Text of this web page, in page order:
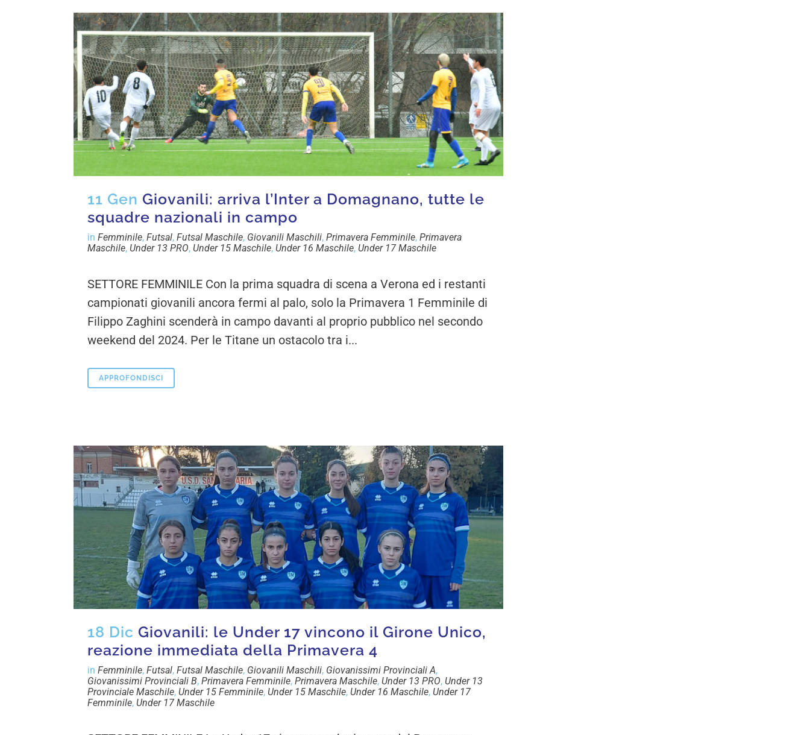
11 Gen Giovanili: arriva l’Inter a Domagnano, tutte le
squadre nazionali in campo
in Femminile, Futsal, Futsal Maschile, Giovanili Maschili, Primavera Femminile, Primavera
Maschile, Under 13 PRO, Under 15 Maschile, Under 16 Maschile, Under 17 Maschile
SETTORE FEMMINILE Con la prima squadra di scena a Verona ed i restanti
campionati giovanili ancora fermi al palo, solo la Primavera 1 Femminile di
Filippo Zaghini scenderà in campo davanti al proprio pubblico nel secondo
weekend del 2024. Per le Titane un ostacolo tra i...
APPROFONDISCI
18 Dic Giovanili: le Under 17 vincono il Girone Unico,
reazione immediata della Primavera 4
in Femminile, Futsal, Futsal Maschile, Giovanili Maschili, Giovanissimi Provinciali A,
Giovanissimi Provinciali B, Primavera Femminile, Primavera Maschile, Under 13 PRO, Under 13
Provinciale Maschile, Under 15 Femminile, Under 15 Maschile, Under 16 Maschile, Under 17
Femminile, Under 17 Maschile